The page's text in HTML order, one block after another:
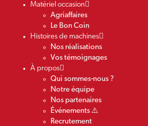
Matériel occasion
Agriaffaires
Le Bon Coin
Histoires de machines
Nos réalisations
Vos témoignages
À propos
Qui sommes-nous ?
Notre équipe
Nos partenaires
Événements ⚠️
Recrutement